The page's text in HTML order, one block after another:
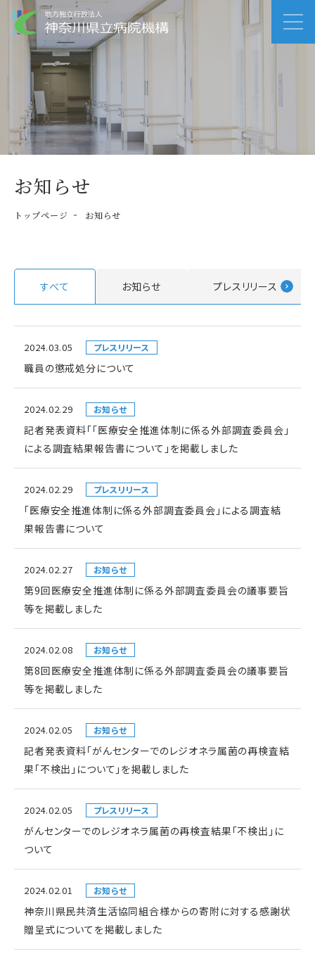
お知らせ
トップページ お知らせ
すべて お知らせ プレスリリース
2024.03.05 プレスリリース
職員の懲戒処分について
2024.02.29 お知らせ
記者発表資料「「医療安全推進体制に係る外部調査委員会」
による調査結果報告書について」を掲載しました
2024.02.29 プレスリリース
「医療安全推進体制に係る外部調査委員会」による調査結
果報告書について
2024.02.27 お知らせ
第9回医療安全推進体制に係る外部調査委員会の議事要旨
等を掲載しました
2024.02.08 お知らせ
第8回医療安全推進体制に係る外部調査委員会の議事要旨
等を掲載しました
2024.02.05 お知らせ
記者発表資料「がんセンターでのレジオネラ属菌の再検査結
果「不検出」について」を掲載しました
2024.02.05 プレスリリース
がんセンターでのレジオネラ属菌の再検査結果「不検出」に
ついて
2024.02.01 お知らせ
神奈川県民共済生活協同組合様からの寄附に対する感謝状
贈呈式についてを掲載しました